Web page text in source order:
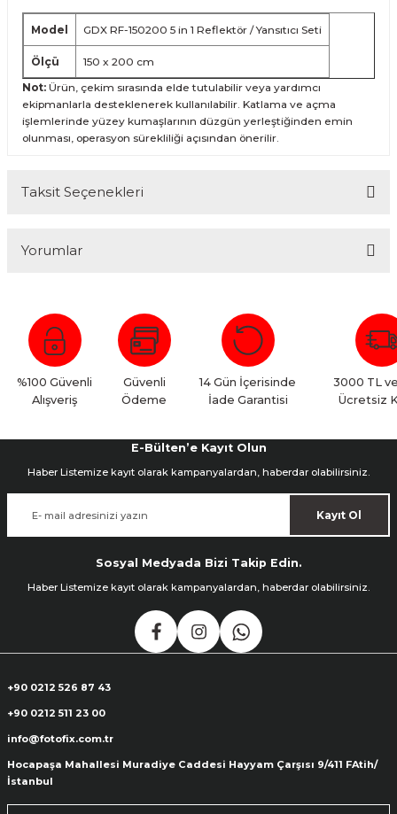
Model GDX RF-150200 5 in 1 Reflektör / Yansıtıcı Seti
Ölçü
150 x 200 cm
Not: Ürün, çekim sırasında elde tutulabilir veya yardımcı
ekipmanlarla desteklenerek kullanılabilir. Katlama ve açma
işlemlerinde yüzey kumaşlarının düzgün yerleştiğinden emin
olunması, operasyon sürekliliği açısından önerilir.
Taksit Seçenekleri
Yorumlar
Bu ürüne ilk yorumu siz yapın!
Yorum Yaz
%100 Güvenli
Alışveriş
Güvenli
Ödeme
14 Gün İçerisinde
İade Garantisi
3000 TL
Ücretsiz
E-Bülten’e Kayıt Olun
Haber Listemize kayıt olarak kampanyalardan, haberdar olabilirsiniz.
Kayıt Ol
Sosyal Medyada Bizi Takip Edin.
Haber Listemize kayıt olarak kampanyalardan, haberdar olabilirsiniz.
+90 0212 526 87 43
+90 0212 511 23 00
info@fotofix.com.tr
Hocapaşa Mahallesi Muradiye Caddesi Hayyam Çarşısı 9/411 FAtih/
İstanbul